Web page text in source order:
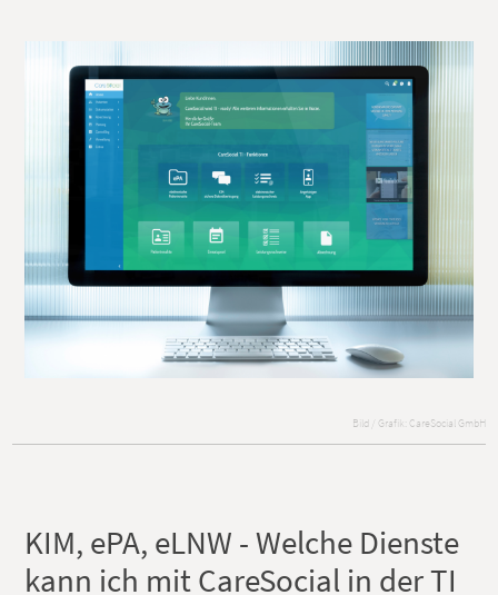
Bild / Grafik: CareSocial GmbH
KIM, ePA, eLNW - Welche Dienste
kann ich mit CareSocial in der TI